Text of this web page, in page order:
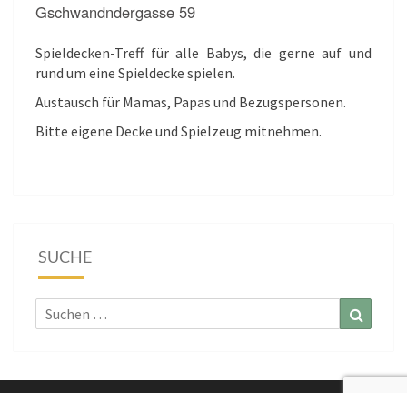
Gschwandndergasse 59
Spieldecken-Treff für alle Babys, die gerne auf und
rund um eine Spieldecke spielen.
Austausch für Mamas, Papas und Bezugspersonen.
Bitte eigene Decke und Spielzeug mitnehmen.
SUCHE
Suchen
nach: